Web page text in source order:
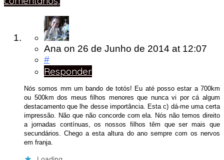
Ana on 26 de Junho de 2014 at 12:07
#
Responder
Nós somos mm um bando de totós! Eu até posso estar a 700km
ou 500km dos meus filhos menores que nunca vi por cá algum
destacamento que lhe desse importância. Esta c) dá-me uma certa
impressão. Não que não concorde com ela. Nós não temos direito
a jornadas contínuas, os nossos filhos têm que ser mais que
secundários. Chego a esta altura do ano sempre com os nervos
em franja.